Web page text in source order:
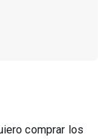
comprar los